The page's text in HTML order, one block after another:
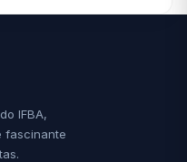
IFBA,
fascinante